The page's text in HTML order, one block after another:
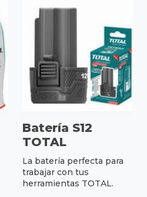
Batería S12
TOTAL
La batería perfecta para
trabajar con tus
herramientas TOTAL.